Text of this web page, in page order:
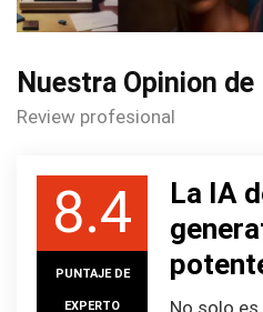
Nuestra Opinion
Review profesional
8.4
PUNTAJE DE
EXPERTO
La IA